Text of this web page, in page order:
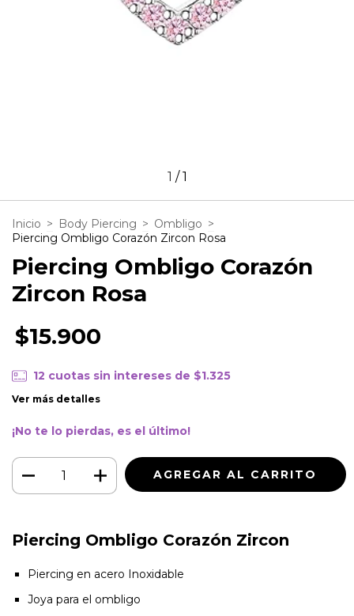
1 /1
Inicio > Body Piercing > Ombligo >
Piercing Ombligo Corazón Zircon Rosa
Piercing Ombligo Corazón
Zircon Rosa
$15.900
12 cuotas sin intereses de $1.325
Ver más detalles
¡No te lo pierdas, es el último!
Piercing Ombligo Corazón Zircon
Piercing en acero Inoxidable
Joya para el ombligo